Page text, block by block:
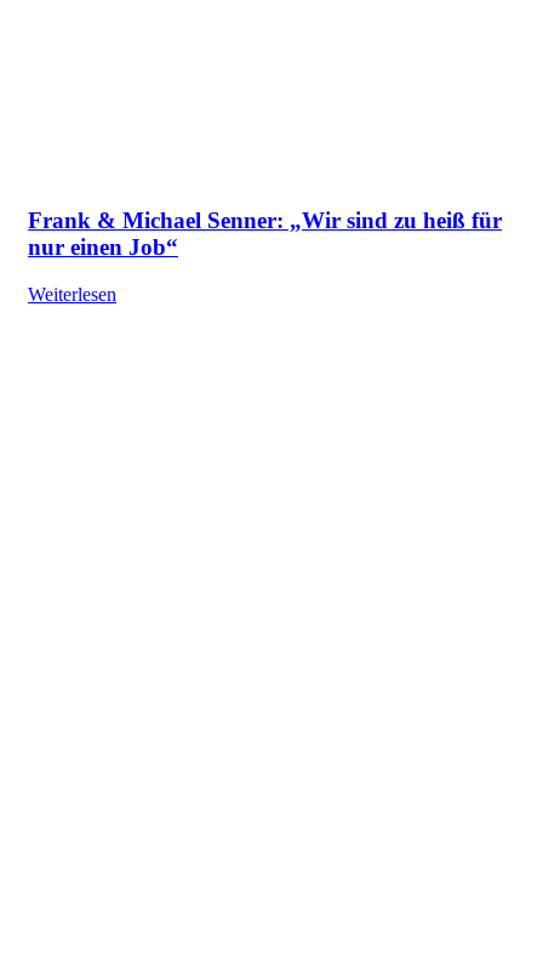
Frank & Michael Senner: „Wir sind zu heiß für
nur einen Job“
Weiterlesen